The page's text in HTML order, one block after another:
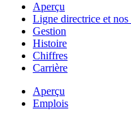
Aperçu
Ligne directrice et nos
Gestion
Histoire
Chiffres
Carrière
Aperçu
Emplois